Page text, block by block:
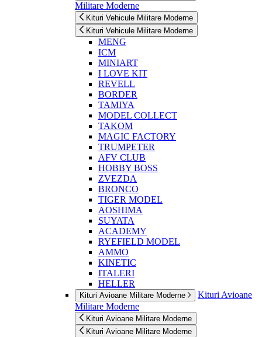
Militare Moderne
Kituri Vehicule Militare Moderne
Kituri Vehicule Militare Moderne
MENG
ICM
MINIART
I LOVE KIT
REVELL
BORDER
TAMIYA
MODEL COLLECT
TAKOM
MAGIC FACTORY
TRUMPETER
AFV CLUB
HOBBY BOSS
ZVEZDA
BRONCO
TIGER MODEL
AOSHIMA
SUYATA
ACADEMY
RYEFIELD MODEL
AMMO
KINETIC
ITALERI
HELLER
Kituri Avioane Militare Moderne
Kituri Avioane
Militare Moderne
Kituri Avioane Militare Moderne
Kituri Avioane Militare Moderne